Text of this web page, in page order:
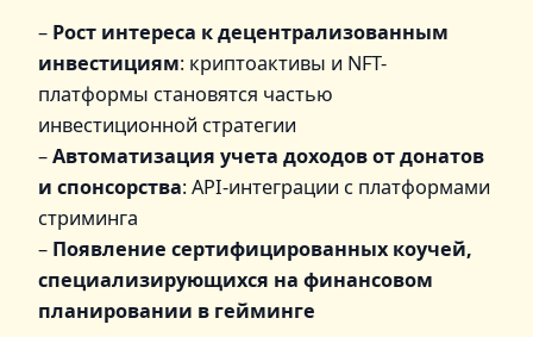
– Рост интереса к децентрализованным
инвестициям: криптоактивы и NFT-
платформы становятся частью
инвестиционной стратегии
–Автоматизация учета доходов от донатов
и спонсорства: API-интеграции с платформами
стриминга
– Появление сертифицированных коучей,
специализирующихся на финансовом
планировании в гейминге